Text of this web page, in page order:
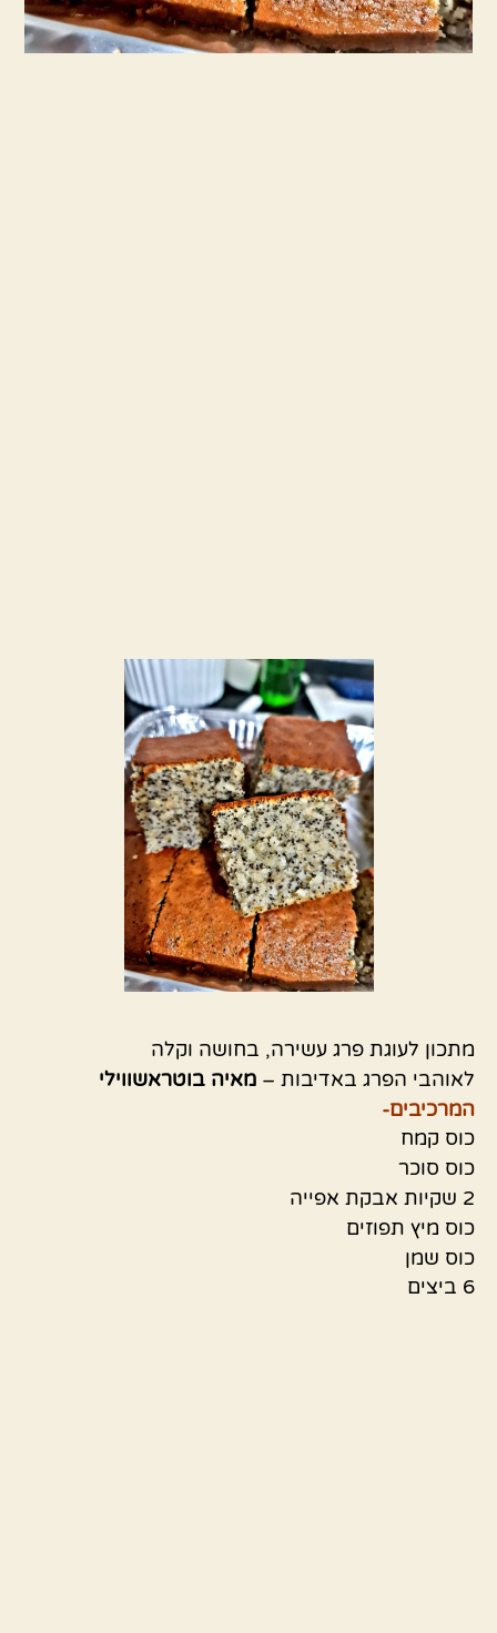
מתכון לעוגת פרג עשירה, בחושה וקלה
לאוהבי הפרג באדיבות – מאיה בוטראשווילי
המרכיבים-
כוס קמח
כוס סוכר
2 שקיות אבקת אפייה
כוס מיץ תפוזים
כוס שמן
6 ביצים